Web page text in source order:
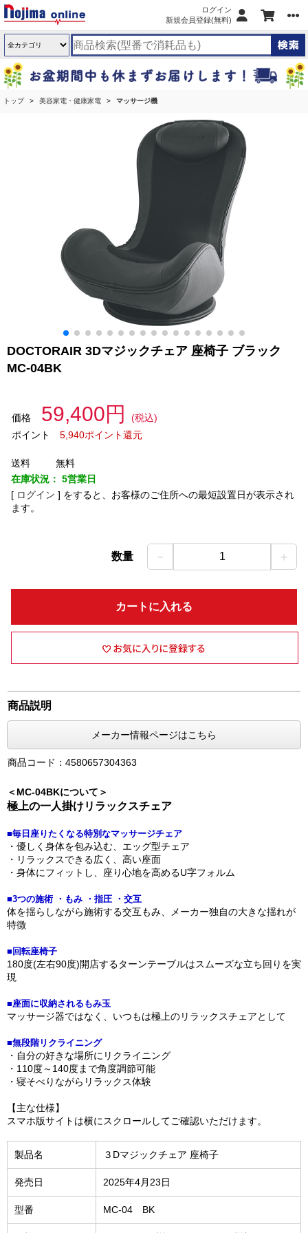
ログイン
新規会員登録(無料)
トップ 美容家電・健康家電 マッサージ機
DOCTORAIR 3Dマジックチェア 座椅子 ブラック
MC-04BK
価格 59,400円
(税込)
ポイント
5,940ポイント還元
送料
無料
在庫状況： 5営業日
[ ログイン ] をすると、お客様のご住所への最短設置日が表示され
ます。
数量 － 1 ＋
カートに入れる
商品説明
メーカー情報ページはこちら
商品コード：4580657304363
＜MC-04BKについて＞
極上の一人掛けリラックスチェア
■毎日座りたくなる特別なマッサージチェア
・優しく身体を包み込む、エッグ型チェア
・リラックスできる広く、高い座面
・身体にフィットし、座り心地を高めるU字フォルム
■3つの施術 ・もみ ・指圧 ・交互
体を揺らしながら施術する交互もみ、メーカー独自の大きな揺れが
特徴
■回転座椅子
180度(左右90度)開店するターンテーブルはスムーズな立ち回りを実
現
■座面に収納されるもみ玉
マッサージ器ではなく、いつもは極上のリラックスチェアとして
■無段階リクライニング
・自分の好きな場所にリクライニング
・110度～140度まで角度調節可能
・寝そべりながらリラックス体験
【主な仕様】
スマホ版サイトは横にスクロールしてご確認いただけます。
製品名 ３Dマジックチェア 座椅子
発売日 2025年4月23日
型番 MC-04 BK